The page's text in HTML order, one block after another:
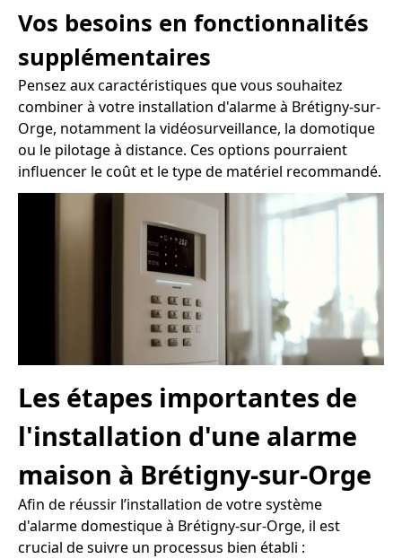
Vos besoins en fonctionnalités
supplémentaires
Pensez aux caractéristiques que vous souhaitez
combiner à votre installation d'alarme à Brétigny-sur-
Orge, notamment la vidéosurveillance, la domotique
ou le pilotage à distance. Ces options pourraient
influencer le coût et le type de matériel recommandé.
Les étapes importantes de
l'installation d'une alarme
maison à Brétigny-sur-Orge
Afin de réussir l’installation de votre système
d'alarme domestique à Brétigny-sur-Orge, il est
crucial de suivre un processus bien établi :